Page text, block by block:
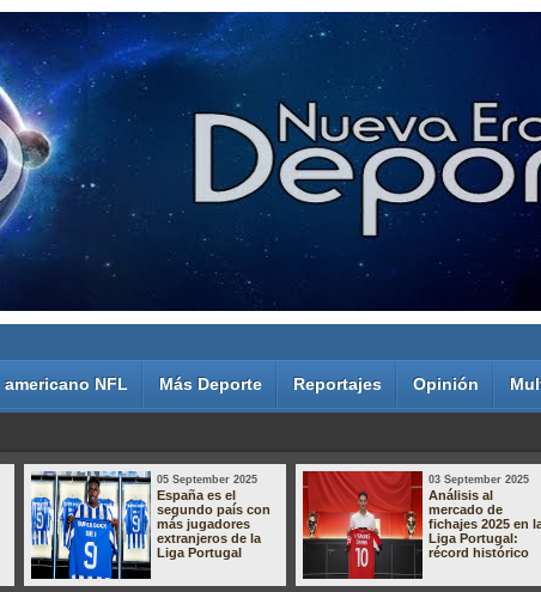
NFL Más Deporte Reportajes Opinión
05 September 2025
España es el
segundo país con
más jugadores
extranjeros de la
Liga Portugal
03 September 2025
Análisis al
mercado de
fichajes 2025 en
Liga Portugal:
récord histórico